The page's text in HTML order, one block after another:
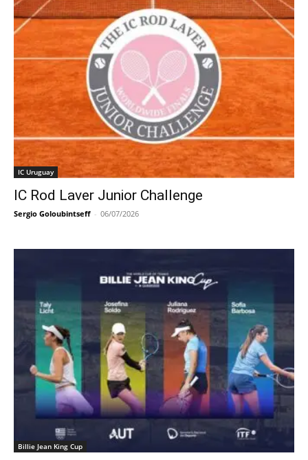
IC Uruguay
IC Rod Laver Junior Challenge
Sergio Goloubintseff - 06/07/2026
Billie Jean King Cup